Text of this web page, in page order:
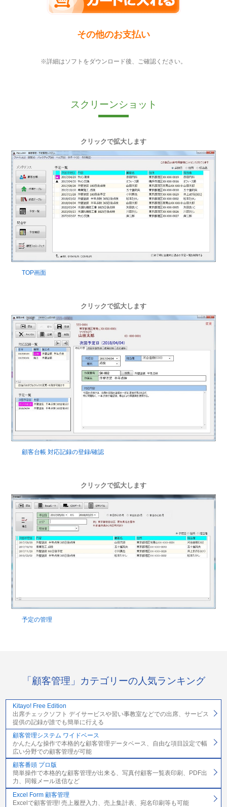
その他のお支払い
※詳細はソフトをダウンロード後、ご確認ください。
スクリーンショット
クリックで拡大します
TOP画面
クリックで拡大します
顧客台帳 対応記録の登録/確認
クリックで拡大します
予定の管理
「顧客管理」カテゴリーの人気ランキング
Kitayo! Free Edition
出席チェックソフト デイサービスや習い事教室などでの出席、サービス
提供の記録が誰でも簡単に行える
顧客管理システム ワイドベース
かんたんな操作で本格的な顧客管理データベース、自由な項目設定で幅
広い分野での顧客管理が可能
顧客番頭 プロ版
簡単操作で本格的な顧客管理が出来る、写真付顧客一覧表印刷、PDF出
力、同報メール送信など
Excel Form 顧客管理
Excelで顧客管理! 売上履歴入力、売上集計表、宛名印刷等も可能